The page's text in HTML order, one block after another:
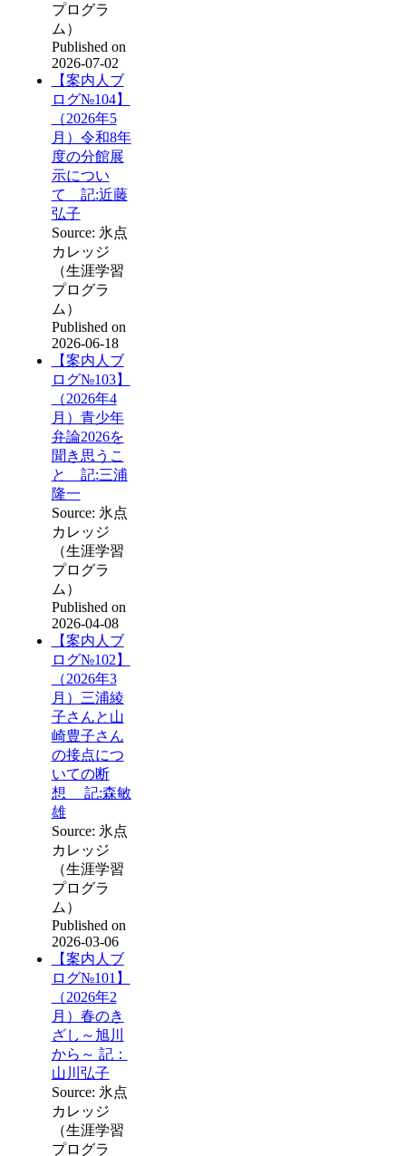
プログラ
ム）
Published on
2026-07-02
【案内人ブ
ログ№104】
（2026年5
月）令和8年
度の分館展
示につい
て 記:近藤
弘子
Source: 氷点
カレッジ
（生涯学習
プログラ
ム）
Published on
2026-06-18
【案内人ブ
ログ№103】
（2026年4
月）青少年
弁論2026を
聞き思うこ
と 記:三浦
隆一
Source: 氷点
カレッジ
（生涯学習
プログラ
ム）
Published on
2026-04-08
【案内人ブ
ログ№102】
（2026年3
月）三浦綾
子さんと山
崎豊子さん
の接点につ
いての断
想 記:森敏
雄
Source: 氷点
カレッジ
（生涯学習
プログラ
ム）
Published on
2026-03-06
【案内人ブ
ログ№101】
（2026年2
月）春のき
ざし～旭川
から～ 記：
山川弘子
Source: 氷点
カレッジ
（生涯学習
プログラ